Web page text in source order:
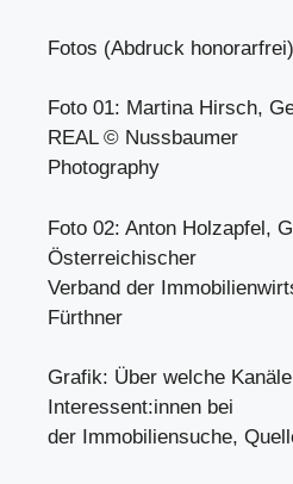
Fotos (Abdruck
Foto 01: Martina Hirsch,
REAL © Nussbaumer
Photography
Foto 02: Anton Holzapfel,
Österreichischer
Verband der
Fürthner
Grafik: Über welche
Interessent:innen bei
der Immobiliensuche,